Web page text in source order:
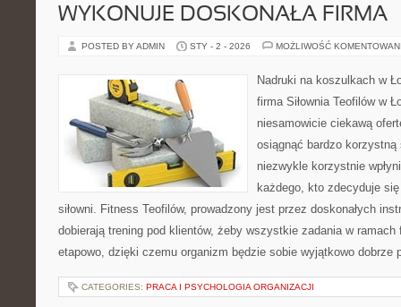
WYKONUJE DOSKONAŁA FIRMA
POSTED BY ADMIN STY - 2 - 2026 MOŻLIWOŚĆ
Nadruki na koszulkach w
firma Siłownia Teofilów w
niesamowicie ciekawą
osiągnąć bardzo
niezwykle korzystnie
każdego, kto zdecyduje
siłowni. Fitness Teofilów, prowadzony jest przez doskonałych
dobierają trening pod klientów, żeby wszystkie zadania w ramach
etapowo, dzięki czemu organizm będzie sobie wyjątkowo
CATEGORIES: PRACA I PSYCHOLOGIA ORGANIZACJI